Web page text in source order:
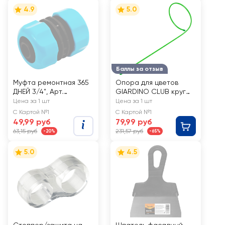
4.9
Муфта ремонтная 365
ДНЕЙ 3/4", Арт.
TS3030C
Цена за 1 шт
С Картой №1
49,99 руб
63,15 руб -20%
Баллы за отзыв
5.0
Опора для цветов
GIARDINO CLUB круг
25см высота 70см
диаметр трубы 10мм,
Арт. 644625
Цена за 1 шт
С Картой №1
79,99 руб
231,57 руб -65%
5.0 4.5